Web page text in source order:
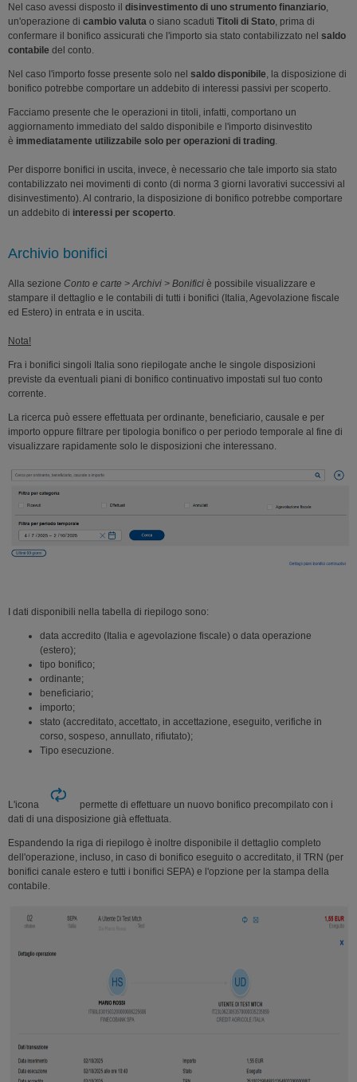
Nel caso avessi disposto il disinvestimento di uno strumento finanziario,
un'operazione di cambio valuta o siano scaduti Titoli di Stato, prima di
confermare il bonifico assicurati che l'importo sia stato contabilizzato nel saldo
contabile del conto.
Nel caso l'importo fosse presente solo nel saldo disponibile, la disposizione di
bonifico potrebbe comportare un addebito di interessi passivi per scoperto.
Facciamo presente che le operazioni in titoli, infatti, comportano un
aggiornamento immediato del saldo disponibile e l'importo disinvestito
è immediatamente utilizzabile solo per operazioni di trading.
Per disporre bonifici in uscita, invece, è necessario che tale importo sia stato
contabilizzato nei movimenti di conto (di norma 3 giorni lavorativi successivi al
disinvestimento). Al contrario, la disposizione di bonifico potrebbe comportare
un addebito di interessi per scoperto.
Archivio bonifici
Alla sezione Conto e carte > Archivi > Bonifici è possibile visualizzare e
stampare il dettaglio e le contabili di tutti i bonifici (Italia, Agevolazione fiscale
ed Estero) in entrata e in uscita.
Nota!
Fra i bonifici singoli Italia sono riepilogate anche le singole disposizioni
previste da eventuali piani di bonifico continuativo impostati sul tuo conto
corrente.
La ricerca può essere effettuata per ordinante, beneficiario, causale e per
importo oppure filtrare per tipologia bonifico o per periodo temporale al fine di
visualizzare rapidamente solo le disposizioni che interessano.
I dati disponibili nella tabella di riepilogo sono:
data accredito (Italia e agevolazione fiscale) o data operazione
(estero);
tipo bonifico;
ordinante;
beneficiario;
importo;
stato (accreditato, accettato, in accettazione, eseguito, verifiche in
corso, sospeso, annullato, rifiutato);
Tipo esecuzione.
L'icona
permette di effettuare un nuovo bonifico precompilato con i
dati di una disposizione già effettuata.
Espandendo la riga di riepilogo è inoltre disponibile il dettaglio completo
dell'operazione, incluso, in caso di bonifico eseguito o accreditato, il TRN (per
bonifici canale estero e tutti i bonifici SEPA) e l'opzione per la stampa della
contabile.